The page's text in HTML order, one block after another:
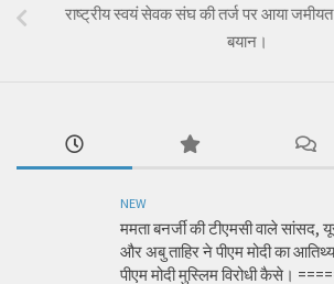
राष्ट्रीय स्वयं सेवक संघ की तर्ज पर आया जमीयत
बयान।
NEW
ममता बनर्जी की टीएमसी वाले सांसद,
और अबु ताहिर ने पीएम मोदी का
पीएम मोदी मुस्लिम विरोधी कैसे।